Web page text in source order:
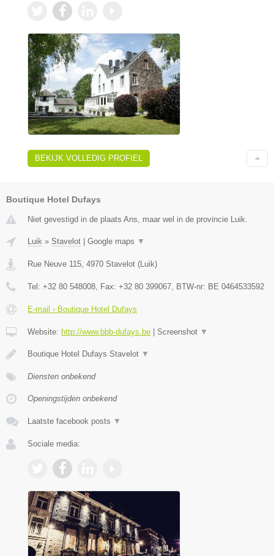
BEKIJK VOLLEDIG PROFIEL
Boutique Hotel Dufays
Niet gevestigd in de plaats Ans, maar wel in de provincie Luik.
Luik » Stavelot | Google maps ▼
Rue Neuve 115 4970 Stavelot (Luik)
Tel: +32 80 548008 , Fax: +32 80 399067 , BTW-nr: BE 0464533592
E-mail › Boutique Hotel Dufays
Website: http://www.bbb-dufays.be | Screenshot ▼
Boutique Hotel Dufays Stavelot ▼
Diensten onbekend
Openingstijden onbekend
Laatste facebook posts ▼
Sociale media: